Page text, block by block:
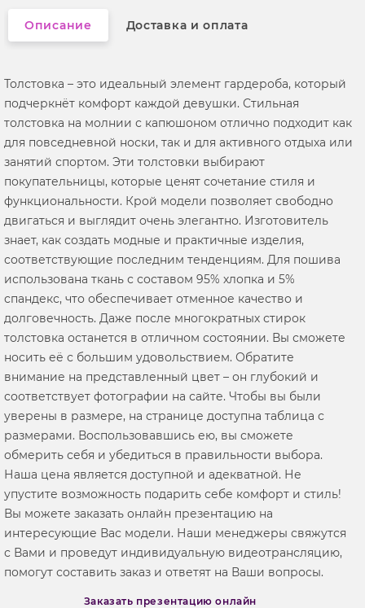
Описание Доставка и оплата
Толстовка – это идеальный элемент гардероба, который
подчеркнёт комфорт каждой девушки. Стильная
толстовка на молнии с капюшоном отлично подходит как
для повседневной носки, так и для активного отдыха или
занятий спортом. Эти толстовки выбирают
покупательницы, которые ценят сочетание стиля и
функциональности. Крой модели позволяет свободно
двигаться и выглядит очень элегантно. Изготовитель
знает, как создать модные и практичные изделия,
соответствующие последним тенденциям. Для пошива
использована ткань с составом 95% хлопка и 5%
спандекс, что обеспечивает отменное качество и
долговечность. Даже после многократных стирок
толстовка останется в отличном состоянии. Вы сможете
носить её с большим удовольствием. Обратите
внимание на представленный цвет – он глубокий и
соответствует фотографии на сайте. Чтобы вы были
уверены в размере, на странице доступна таблица с
размерами. Воспользовавшись ею, вы сможете
обмерить себя и убедиться в правильности выбора.
Наша цена является доступной и адекватной. Не
упустите возможность подарить себе комфорт и стиль!
Вы можете заказать онлайн презентацию на
интересующие Вас модели. Наши менеджеры свяжутся
с Вами и проведут индивидуальную видеотрансляцию,
помогут составить заказ и ответят на Ваши вопросы.
Заказать презентацию онлайн